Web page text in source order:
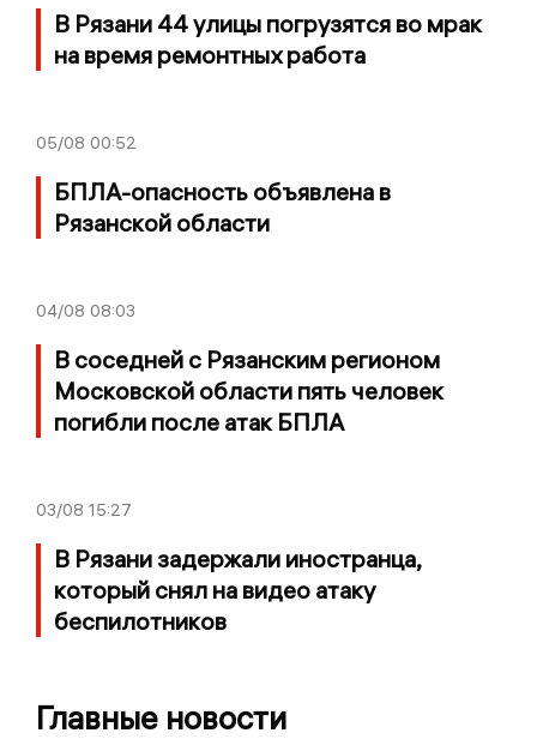
В Рязани 44 улицы погрузятся во мрак
на время ремонтных работа
05/08 00:52
БПЛА-опасность объявлена в
Рязанской области
04/08 08:03
В соседней с Рязанским регионом
Московской области пять человек
погибли после атак БПЛА
03/08 15:27
В Рязани задержали иностранца,
который снял на видео атаку
беспилотников
Главные новости